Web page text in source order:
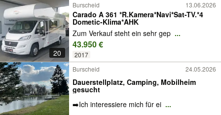
20
Burscheid 13.06.2026
Carado A 361 *R.Kamera*Navi*Sat-TV.*4
Dometic-Klima*AHK
Zum Verkauf steht ein sehr gep ...
43.950 €
2017
Burscheid
24.05.2026
Dauerstellplatz, Camping, Mobilheim
gesucht
➡️Ich interessiere mich für ei ...